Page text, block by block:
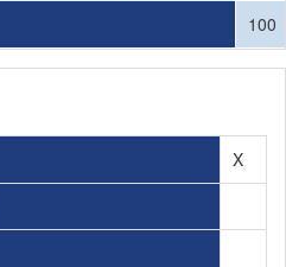
100
X